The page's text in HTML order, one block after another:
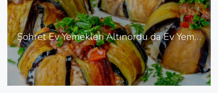
Şöhret Ev Yemekleri Altınordu da Ev Yemekleri